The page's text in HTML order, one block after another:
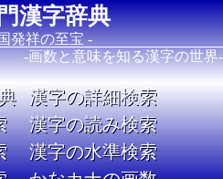
漢字辞典
発祥の至宝 -
-画数と意味を知る漢字の世界-
漢字の詳細検索
漢字の読み検索
漢字の水準検索